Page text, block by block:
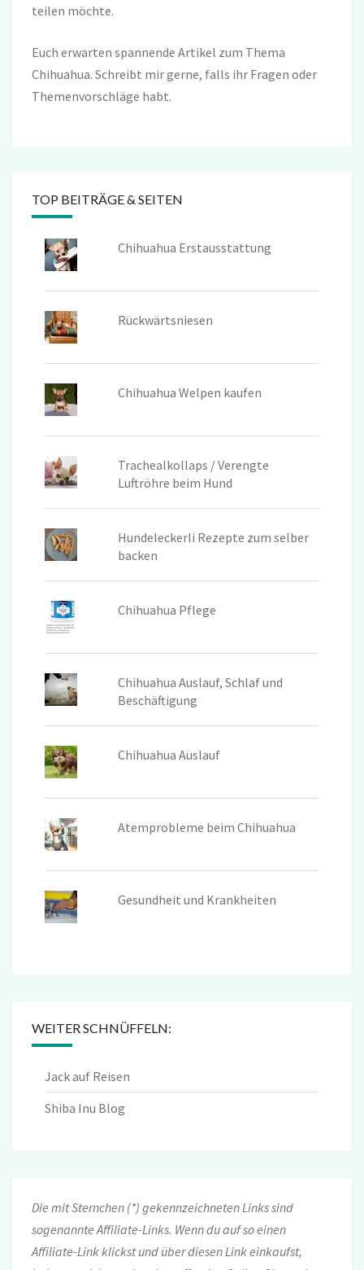
teilen möchte.
Euch erwarten spannende Artikel zum Thema
Chihuahua. Schreibt mir gerne, falls ihr Fragen oder
Themenvorschläge habt.
TOP BEITRÄGE & SEITEN
Chihuahua Erstausstattung
Rückwärtsniesen
Chihuahua Welpen kaufen
Trachealkollaps / Verengte
Luftröhre beim Hund
Hundeleckerli Rezepte zum selber
backen
Chihuahua Pflege
Chihuahua Auslauf, Schlaf und
Beschäftigung
Chihuahua Auslauf
Atemprobleme beim Chihuahua
Gesundheit und Krankheiten
WEITER SCHNÜFFELN:
Jack auf Reisen
Shiba Inu Blog
Die mit Sternchen (*) gekennzeichneten Links sind
sogenannte Affiliate-Links. Wenn du auf so einen
Affiliate-Link klickst und über diesen Link einkaufst,